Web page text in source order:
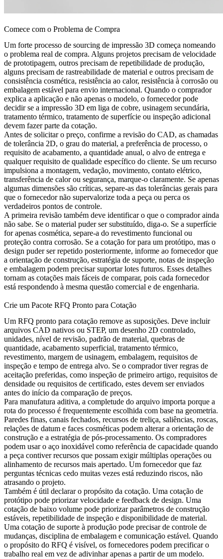
Comece com o Problema de Compra
Um forte processo de sourcing de impressão 3D começa nomeando
o problema real de compra. Alguns projetos precisam de velocidade
de prototipagem, outros precisam de repetibilidade de produção,
alguns precisam de rastreabilidade de material e outros precisam de
consistência cosmética, resistência ao calor, resistência à corrosão ou
embalagem estável para envio internacional. Quando o comprador
explica a aplicação e não apenas o modelo, o fornecedor pode
decidir se a impressão 3D em liga de cobre, usinagem secundária,
tratamento térmico, tratamento de superfície ou inspeção adicional
devem fazer parte da cotação.
Antes de solicitar o preço, confirme a revisão do CAD, as chamadas
de tolerância 2D, o grau do material, a preferência de processo, o
requisito de acabamento, a quantidade anual, o alvo de entrega e
qualquer requisito de qualidade específico do cliente. Se um recurso
impulsiona a montagem, vedação, movimento, contato elétrico,
transferência de calor ou segurança, marque-o claramente. Se apenas
algumas dimensões são críticas, separe-as das tolerâncias gerais para
que o fornecedor não supervalorize toda a peça ou perca os
verdadeiros pontos de controle.
A primeira revisão também deve identificar o que o comprador ainda
não sabe. Se o material puder ser substituído, diga-o. Se a superfície
for apenas cosmética, separe-a do revestimento funcional ou
proteção contra corrosão. Se a cotação for para um protótipo, mas o
design puder ser repetido posteriormente, informe ao fornecedor que
a orientação de construção, estratégia de suporte, notas de inspeção
e embalagem podem precisar suportar lotes futuros. Esses detalhes
tornam as cotações mais fáceis de comparar, pois cada fornecedor
está respondendo à mesma questão comercial e de engenharia.
Crie um Pacote RFQ Pronto para Cotação
Um RFQ pronto para cotação remove as suposições. Deve incluir
arquivos CAD nativos ou STEP, um desenho 2D controlado,
unidades, nível de revisão, padrão de material, quebras de
quantidade, acabamento superficial, tratamento térmico,
revestimento, margem de usinagem, embalagem, requisitos de
inspeção e tempo de entrega alvo. Se o comprador tiver regras de
aceitação preferidas, como inspeção de primeiro artigo, requisitos de
densidade ou requisitos de certificado, estes devem ser enviados
antes do início da comparação de preços.
Para manufatura aditiva, a completude do arquivo importa porque a
rota do processo é frequentemente escolhida com base na geometria.
Paredes finas, canais fechados, recursos de treliça, saliências, roscas,
relações de datum e faces cosméticas podem alterar a orientação de
construção e a estratégia de pós-processamento. Os compradores
podem usar o aço inoxidável como referência de capacidade quando
a peça contiver recursos que possam exigir múltiplas operações ou
alinhamento de recursos mais apertado. Um fornecedor que faz
perguntas técnicas cedo muitas vezes está reduzindo riscos, não
atrasando o projeto.
Também é útil declarar o propósito da cotação. Uma cotação de
protótipo pode priorizar velocidade e feedback de design. Uma
cotação de baixo volume pode priorizar parâmetros de construção
estáveis, repetibilidade de inspeção e disponibilidade de material.
Uma cotação de suporte à produção pode precisar de controle de
mudanças, disciplina de embalagem e comunicação estável. Quando
o propósito do RFQ é visível, os fornecedores podem precificar o
trabalho real em vez de adivinhar apenas a partir de um modelo.